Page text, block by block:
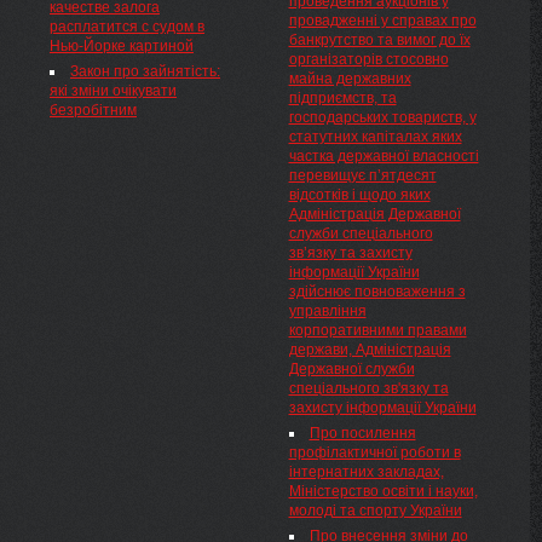
Яценюк на заседании
правительства ...
качестве залога
расплатится с судом в
Нью-Йорке картиной
Закон про зайнятість:
які зміни очікувати
безробітним
наповнення інформаційних
ресурсів Моніторингового
центру достовірними даними
від структурних підрозділів
Міндоходів та територіальних
органів за напрямами,
термінами, структурою та
методологією, які визначені
відповідними розпорядчими
документами Міндоходів.
провадженні у справах про
банкрутство та вимог до їх
організаторів стосовно
майна державних
підприємств, та
господарських товариств, у
статутних капіталах яких
частка державної власності
перевищує п’ятдесят
відсотків і щодо яких
Адміністрація Державної
служби спеціального
зв’язку та захисту
інформації України
здійснює повноваження з
управління
корпоративними правами
держави, Адміністрація
Державної служби
спеціального зв'язку та
захисту інформації України
Про посилення
профілактичної роботи в
інтернатних закладах,
Міністерство освіти і науки,
молоді та спорту України
Про внесення зміни до